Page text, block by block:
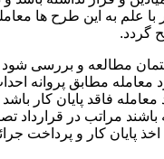
با علم به این طرح ها
گردد.
مطالعه و بررسی
معامله مطابق پروانه
فاقد پایان کار
مراتب در قرارداد
اخذ پایان کار و پرداخت